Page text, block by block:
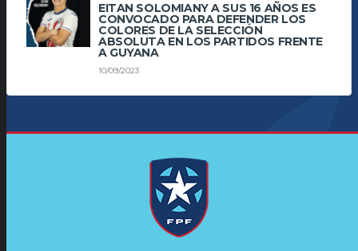
EITAN SOLOMIANY A SUS 16 AÑOS ES
CONVOCADO PARA DEFENDER LOS
COLORES DE LA SELECCIÓN
ABSOLUTA EN LOS PARTIDOS FRENTE
A GUYANA
10/09/2023